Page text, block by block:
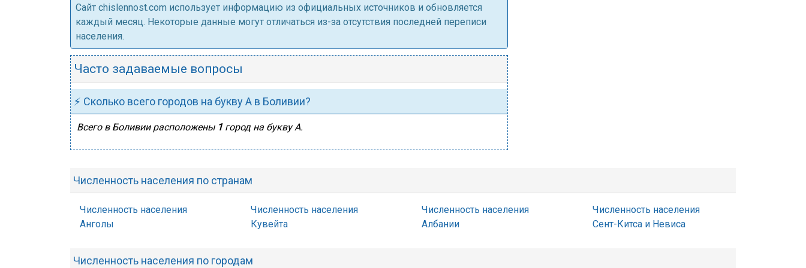
Cайт chislennost.com использует информацию из официальных источников и обновляется
каждый месяц. Некоторые данные могут отличаться из-за отсутствия последней переписи
населения.
Часто задаваемые вопросы
⚡ Сколько всего городов на букву А в Боливии?
Всего в Боливии расположены 1город на букву А.
Численность населения по странам
Численность населения
Анголы
Численность населения
Кувейта
Численность населения
Албании
Численность населения
Сент-Китса и Невиса
Численность населения по городам